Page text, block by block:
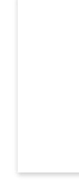
اورآسیا